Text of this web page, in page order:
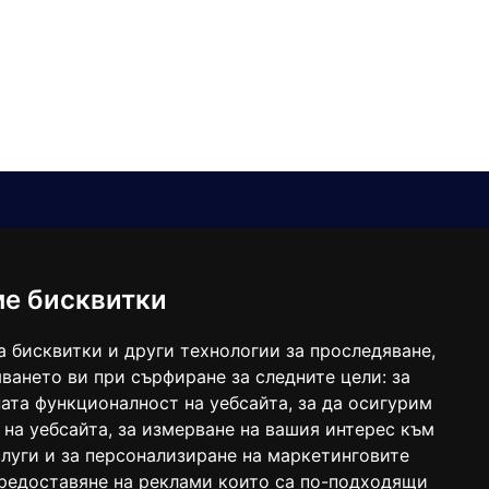
бисквитки
бисквитки и други технологии за проследяване,
ви при сърфиране за следните цели: за
функционалност на уебсайта, за да осигурим
уебсайта, за измерване на вашия интерес към
и за персонализиране на маркетинговите
на реклами които са по-подходящи
balgarkanews@gmail.com